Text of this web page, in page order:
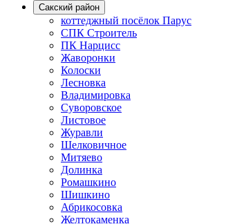
Сакский район
коттеджный посёлок Парус
СПК Строитель
ПК Нарцисс
Жаворонки
Колоски
Лесновка
Владимировка
Суворовское
Листовое
Журавли
Шелковичное
Митяево
Долинка
Ромашкино
Шишкино
Абрикосовка
Желтокаменка